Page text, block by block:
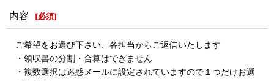
内容 [必須]
ご希望をお選び下さい、各担当からご返信いたします
・領収書の分割・合算はできません
・複数選択は迷惑メールに設定されていますので１つだけお選